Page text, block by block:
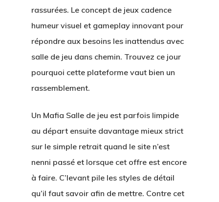
rassurées. Le concept de jeux cadence
humeur visuel et gameplay innovant pour
répondre aux besoins les inattendus avec
salle de jeu dans chemin. Trouvez ce jour
pourquoi cette plateforme vaut bien un
rassemblement.
Un Mafia Salle de jeu est parfois limpide
au départ ensuite davantage mieux strict
sur le simple retrait quand le site n’est
nenni passé et lorsque cet offre est encore
à faire. C’levant pile les styles de détail
qu’il faut savoir afin de mettre. Contre cet